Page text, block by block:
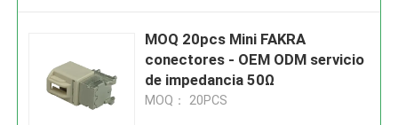
MOQ 20pcs Mini FAKRA
conectores - OEM ODM servicio
de impedancia 50Ω
MOQ： 20PCS